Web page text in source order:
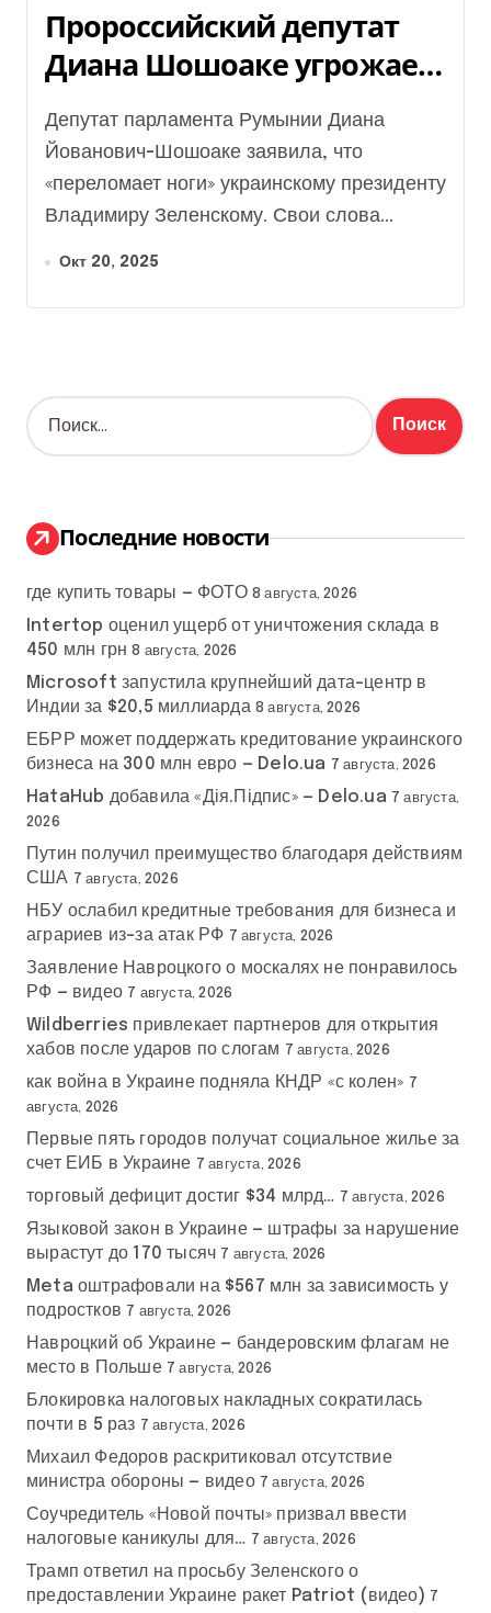
Пророссийский депутат
Диана Шошоаке угрожает
президенту Зеленскому —
фото
Депутат парламента Румынии Диана
Йованович-Шошоаке заявила, что
«переломает ноги» украинскому президенту
Владимиру Зеленскому. Свои слова...
Окт 20, 2025
Н
а
:
Последние новости
где купить товары — ФОТО 8 августа, 2026
Intertop оценил ущерб от уничтожения склада в
450 млн грн 8 августа, 2026
Microsoft запустила крупнейший дата-центр в
Индии за $20,5 миллиарда 8 августа, 2026
ЕБРР может поддержать кредитование украинского
бизнеса на 300 млн евро — Delo.ua 7 августа, 2026
HataHub добавила «Дія.Підпис» — Delo.ua 7 августа,
2026
Путин получил преимущество благодаря действиям
США 7 августа, 2026
НБУ ослабил кредитные требования для бизнеса и
аграриев из-за атак РФ 7 августа, 2026
Заявление Навроцкого о москалях не понравилось
РФ — видео 7 августа, 2026
Wildberries привлекает партнеров для открытия
хабов после ударов по слогам 7 августа, 2026
как война в Украине подняла КНДР «с колен» 7
августа, 2026
Первые пять городов получат социальное жилье за
счет ЕИБ в Украине 7 августа, 2026
торговый дефицит достиг $34 млрд… 7 августа, 2026
Языковой закон в Украине — штрафы за нарушение
вырастут до 170 тысяч 7 августа, 2026
Meta оштрафовали на $567 млн за зависимость у
подростков 7 августа, 2026
Навроцкий об Украине — бандеровским флагам не
место в Польше 7 августа, 2026
Блокировка налоговых накладных сократилась
почти в 5 раз 7 августа, 2026
Михаил Федоров раскритиковал отсутствие
министра обороны — видео 7 августа, 2026
Соучредитель «Новой почты» призвал ввести
налоговые каникулы для… 7 августа, 2026
Трамп ответил на просьбу Зеленского о
предоставлении Украине ракет Patriot (видео) 7